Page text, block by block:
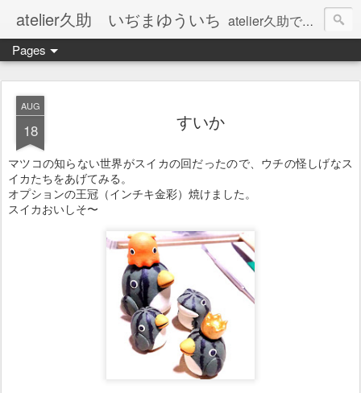
atelier久助 いぢまゆういち atelier久助では土と火から暖かなモノたちを生み出しています。 ご覧になられた方が和んで頂ければ幸いです。
Pages
AUG
18 すいか
マツコの知らない世界がスイカの回だったので、ウチの怪しげなス
イカたちをあげてみる。
オプションの王冠（インチキ金彩）焼けました。
スイカおいしそ〜